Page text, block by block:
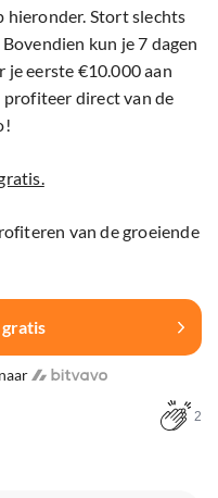
hieronder. Stort slechts
kun je 7 dagen
je eerste €10.000 aan
profiteer direct van de
van de groeiende
2